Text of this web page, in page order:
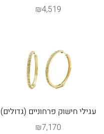
₪4,519
עגילי חישוק פרחוניים (גדולים)
₪7,170